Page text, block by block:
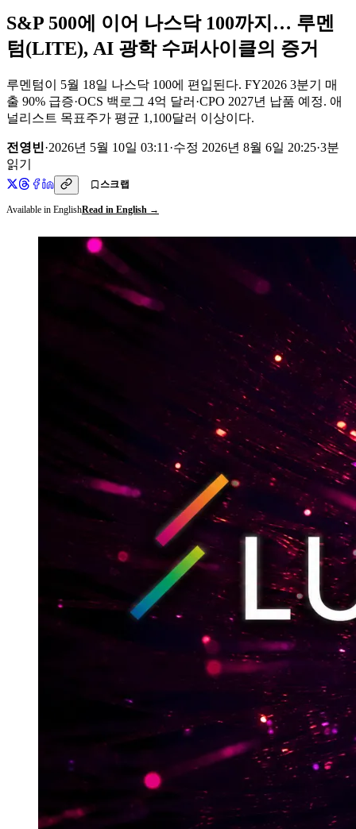
S&P 500에 이어 나스닥 100까지… 루멘
텀(LITE), AI 광학 수퍼사이클의 증거
루멘텀이 5월 18일 나스닥 100에 편입된다. FY2026 3분기 매
출 90% 급증·OCS 백로그 4억 달러·CPO 2027년 납품 예정. 애
널리스트 목표주가 평균 1,100달러 이상이다.
전영빈·2026년 5월 10일 03:11 ·수정 2026년 8월 6일 20:25·3분
읽기
스크랩
Available in EnglishRead in English →